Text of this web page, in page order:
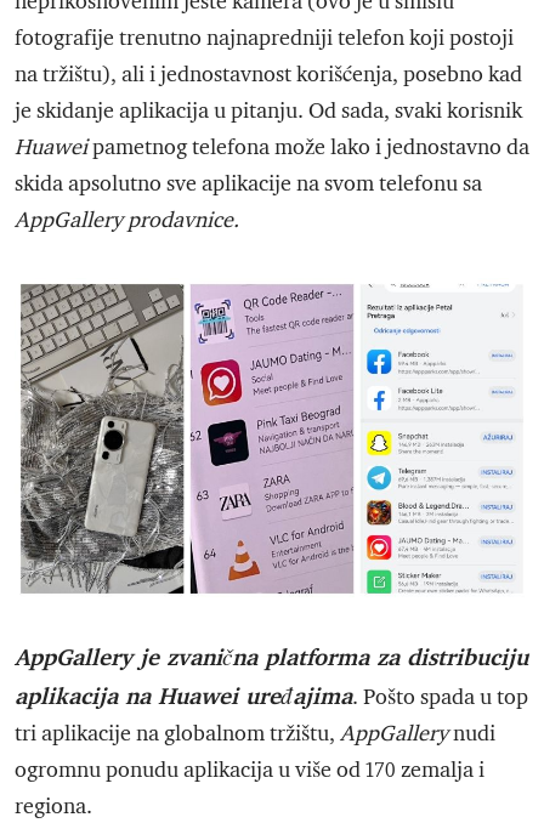
fotografije trenutno najnapredniji telefon koji postoji
na tržištu), ali i jednostavnost korišćenja, posebno kad
je skidanje aplikacija u pitanju. Od sada, svaki korisnik
Huaweipametnog telefona može lako i jednostavno da
skida apsolutno sve aplikacije na svom telefonu sa
AppGallery prodavnice.
AppGallery je zvanična platforma za distribuciju
aplikacija na Huawei uređajima. Pošto spada u top
tri aplikacije na globalnom tržištu, AppGallerynudi
ogromnu ponudu aplikacija u više od 170 zemalja i
regiona.